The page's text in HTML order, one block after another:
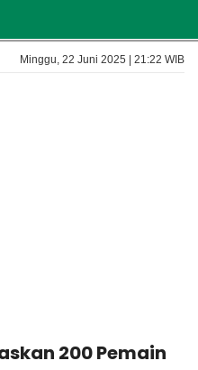
Minggu, 22 Juni 2025 | 21:22 WIB
200 Pemain